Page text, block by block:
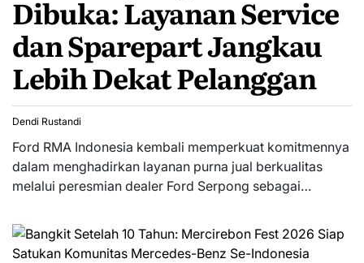
Dibuka: Layanan Service
dan Sparepart Jangkau
Lebih Dekat Pelanggan
Dendi Rustandi
Ford RMA Indonesia kembali memperkuat komitmennya
dalam menghadirkan layanan purna jual berkualitas
melalui peresmian dealer Ford Serpong sebagai…